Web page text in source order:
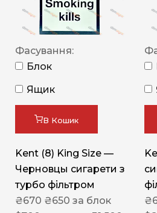
Фасування:
Блок
Ящик
В Кошик
Kent (8) King Size —
Черновцы сигарети з
турбо фільтром
₴670 ₴650 за блок
₴